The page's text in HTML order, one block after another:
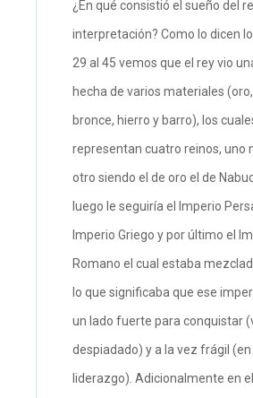
¿En qué consistió el sueño del
interpretación? Como lo dicen
29 al 45 vemos que el rey vio
hecha de varios materiales
bronce, hierro y barro), los
representan cuatro reinos, uno
otro siendo el de oro el de
luego le seguiría el Imperio
Imperio Griego y por último el
Romano el cual estaba
lo que significaba que ese
un lado fuerte para conquistar
despiadado) y a la vez frágil
liderazgo). Adicionalmente en